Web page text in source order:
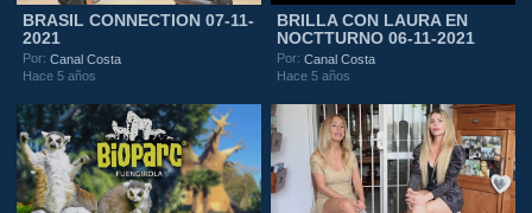
BRASIL CONNECTION 07-11-
2021
Por:Canal Costa
Hace 5 años
BRILLA CON LAURA EN
NOCTTURNO 06-11-2021
Por:Canal Costa
Hace 5 años